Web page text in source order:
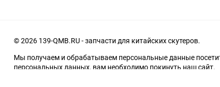
© 2026 139-QMB.RU - запчасти для китайских скутеров.
Мы получаем и обрабатываем персональные данные
персональных данных, вам необходимо покинуть наш сайт.